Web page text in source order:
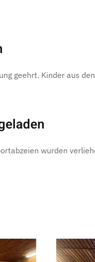
geehrt. Kinder aus
wurden